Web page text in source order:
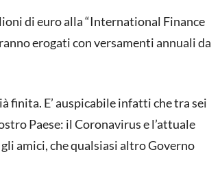
di euro alla “International Finance
erogati con versamenti annuali da
finita. E’ auspicabile infatti che tra sei
Paese: il Coronavirus e l’attuale
amici, che qualsiasi altro Governo